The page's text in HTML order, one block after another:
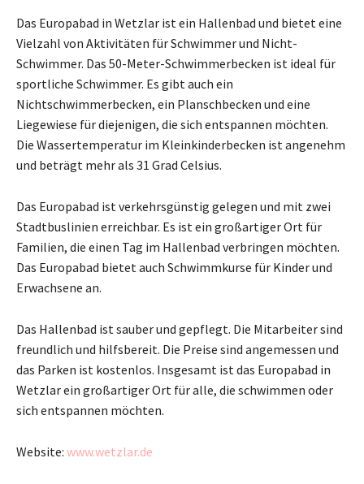
Das Europabad in Wetzlar ist ein Hallenbad und bietet eine
Vielzahl von Aktivitäten für Schwimmer und Nicht-
Schwimmer. Das 50-Meter-Schwimmerbecken ist ideal für
sportliche Schwimmer. Es gibt auch ein
Nichtschwimmerbecken, ein Planschbecken und eine
Liegewiese für diejenigen, die sich entspannen möchten.
Die Wassertemperatur im Kleinkinderbecken ist angenehm
und beträgt mehr als 31 Grad Celsius.
Das Europabad ist verkehrsgünstig gelegen und mit zwei
Stadtbuslinien erreichbar. Es ist ein großartiger Ort für
Familien, die einen Tag im Hallenbad verbringen möchten.
Das Europabad bietet auch Schwimmkurse für Kinder und
Erwachsene an.
Das Hallenbad ist sauber und gepflegt. Die Mitarbeiter sind
freundlich und hilfsbereit. Die Preise sind angemessen und
das Parken ist kostenlos. Insgesamt ist das Europabad in
Wetzlar ein großartiger Ort für alle, die schwimmen oder
sich entspannen möchten.
Website: www.wetzlar.de